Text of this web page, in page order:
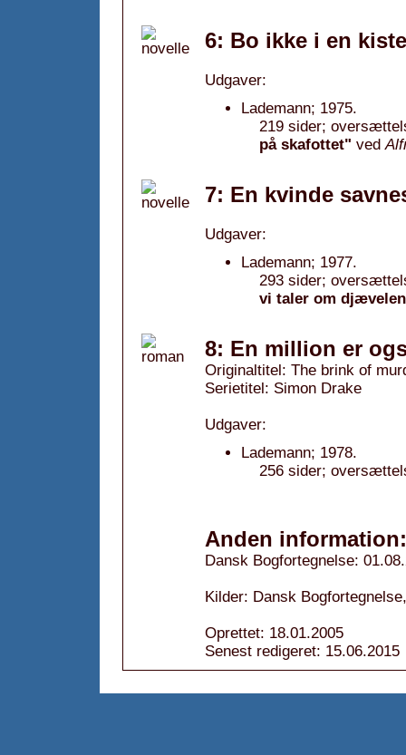
6: Bo ikke i en
Udgaver:
Lademann; 1975.
219 sider;
på skafottet" ved
7: En kvinde
Udgaver:
Lademann; 1977.
293 sider;
vi taler om
8: En million er
Originaltitel: The brink of
Serietitel: Simon Drake
Udgaver:
Lademann; 1978.
256 sider;
Anden information:
Dansk Bogfortegnelse:
Kilder: Dansk
Oprettet: 18.01.2005
Senest redigeret: 15.06.2015